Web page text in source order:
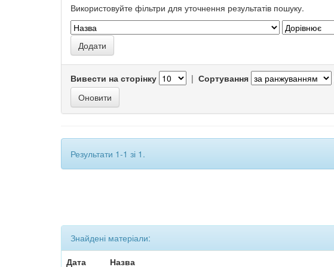
Використовуйте фільтри для уточнення результатів пошуку.
Вивести на сторінку | Сортування
Результати 1-1 зі 1.
Знайдені матеріали:
Дата
Назва